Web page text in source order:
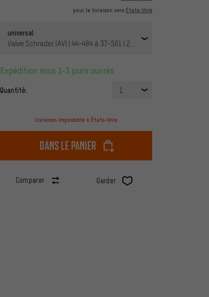
pour la livraison vers États-Unis
universal
Valve Schrader (AV) | 44-484 à 37-501 | 22 x 1 1/2-1 3/8 AV 40 mm
Expédition sous 1-3 jours ouvrés
Quantité: 1
Livraison impossible à États-Unis
dans le panier
Comparer Garder